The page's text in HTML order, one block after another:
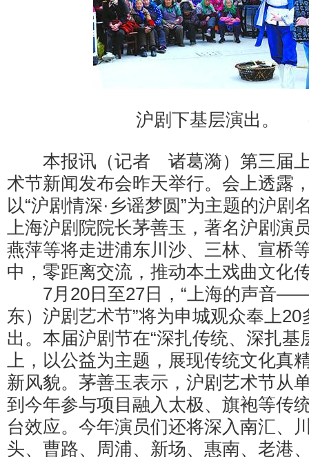
沪剧下基层演出。
本报讯（记者 诸葛漪）第三届上
术节新闻发布会昨天举行。会上透露
以“沪剧情深·乡谣梦圆”为主题的沪剧
上海沪剧院院长茅善玉，著名沪剧演
燕萍等将走进浦东川沙、三林、宣桥
中，零距离交流，推动本土戏曲文化
7月20日至27日，“上海的声音——
东）沪剧艺术节”将为申城观众奉上
出。本届沪剧节在“深扎传统、深扎基
上，以公益为主题，展现传统文化真
新风貌。茅善玉表示，沪剧艺术节从
到今年参与项目融入太极、旗袍等传
台效应。今年演员们还将深入南汇、
头、曹路、周浦、新场、惠南、老港